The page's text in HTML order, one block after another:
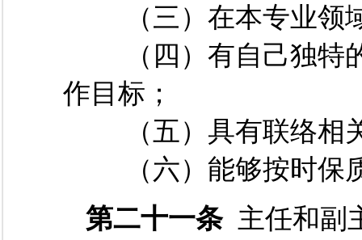
（三）在本专业领域
（四）有自己独特的
作目标；
（五）具有联络相关
（六）能够按时保质
第二十一条 主任和副